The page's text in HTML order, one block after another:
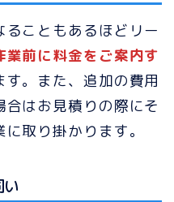
こともあるほどリー
業前に料金をご案内す
す。また、追加の費用
はお見積りの際にそ
取り掛かります。